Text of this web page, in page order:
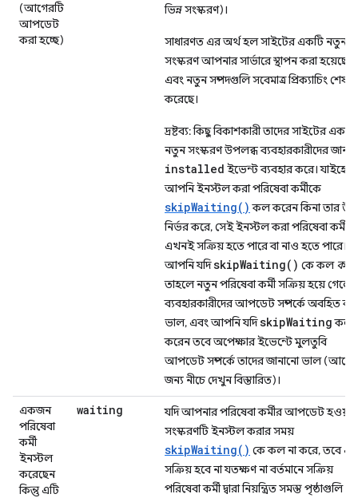
(আগেরটি
আপডেট
করা হচ্ছে)
ভিন্ন সংস্করণ)।
সাধারণত এর অর্থ হল সাইটের একটি নতুন
সংস্করণ আপনার সার্ভারে স্থাপন করা হয়েছে,
এবং নতুন সম্পদগুলি সবেমাত্র প্রিক্যাচিং শেষ
করেছে।
দ্রষ্টব্য: কিছু বিকাশকারী তাদের সাইটের একটি
নতুন সংস্করণ উপলব্ধ ব্যবহারকারীদের
installed ইভেন্ট ব্যবহার করে।
আপনি ইনস্টল করা পরিষেবা কর্মীকে
skipWaiting() কল করেন কিনা তার
নির্ভর করে, সেই ইনস্টল করা পরিষেবা কর্মী
এখনই সক্রিয় হতে পারে বা নাও হতে পারে।
আপনি যদিskipWaiting() কে কল
তাহলে নতুন পরিষেবা কর্মী সক্রিয় হয়ে গেলে
ব্যবহারকারীদের আপডেট সম্পর্কে অবহিত
ভাল, এবং আপনি যদিskipWaitingকল
করেন তবে অপেক্ষার ইভেন্টে মুলতুবি
আপডেট সম্পর্কে তাদের জানানো ভাল (আরো
জন্য নীচে দেখুন বিস্তারিত)।
একজন
পরিষেবা
কর্মী
ইনস্টল
করেছেন
কিন্তু এটি
waiting
যদি আপনার পরিষেবা কর্মীর আপডেট হওয়া
সংস্করণটি ইনস্টল করার সময়
skipWaiting() কে কল না করে, তবে
সক্রিয় হবে না যতক্ষণ না বর্তমানে সক্রিয়
পরিষেবা কর্মী দ্বারা নিয়ন্ত্রিত সমস্ত পৃষ্ঠাগুলি